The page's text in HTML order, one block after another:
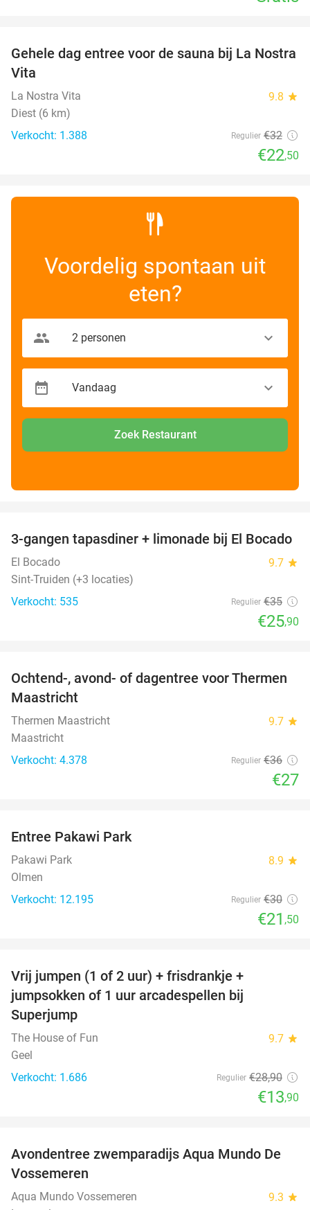
30%
Gehele dag entree voor de sauna bij La Nostra
Vita
La Nostra Vita 9.8 star
Diest (6 km)
Verkocht: 1.388
Regulier €32
€22,50
Voordelig spontaan uit
eten?
Zoek Restaurant
26%
3-gangen tapasdiner + limonade bij El Bocado
El Bocado 9.7 star
Sint-Truiden (+3 locaties)
Verkocht: 535
Regulier €35
€25,90
25%
Ochtend-, avond- of dagentree voor Thermen
Maastricht
Thermen Maastricht 9.7 star
Maastricht
Verkocht: 4.378
Regulier €36
€27
Entree Pakawi Park
Pakawi Park 8.9 star
Olmen
Verkocht: 12.195
Regulier €30
€21 ,50
Vrij jumpen (1 of 2 uur) + frisdrankje +
jumpsokken of 1 uur arcadespellen bij
Superjump
The House of Fun 9.7 star
Geel
Verkocht: 1.686
Regulier €28,90
€13,90
15%
Avondentree zwemparadijs Aqua Mundo De
Vossemeren
Aqua Mundo Vossemeren 9.3 star